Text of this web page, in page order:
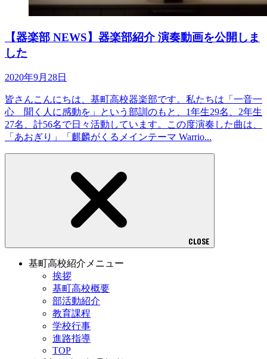
【器楽部 NEWS】器楽部紹介 演奏動画を公開しま
した
2020年9月28日
皆さんこんにちは、基町高校器楽部です。私たちは「一音一
心 聞く人に感動を」という部訓のもと、1年生29名、2年生
27名、計56名で日々活動しています。この度演奏した曲は、
「あおぎり」「麒麟がくるメインテーマ Warrio...
CLOSE
基町高校紹介メニュー
挨拶
基町高校概要
部活動紹介
教育課程
学校行事
進路指導
TOP